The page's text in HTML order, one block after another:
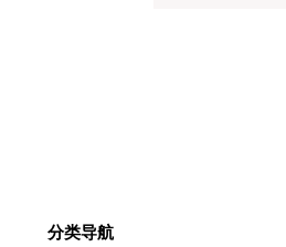
分类导航